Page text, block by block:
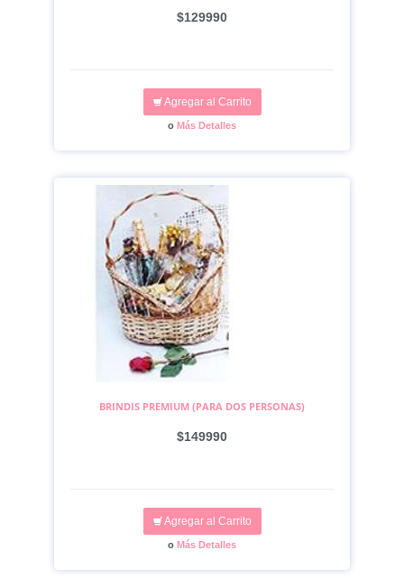
$129990
Agregar al Carrito
o Más Detalles
BRINDIS PREMIUM (PARA DOS PERSONAS)
$149990
Agregar al Carrito
o Más Detalles